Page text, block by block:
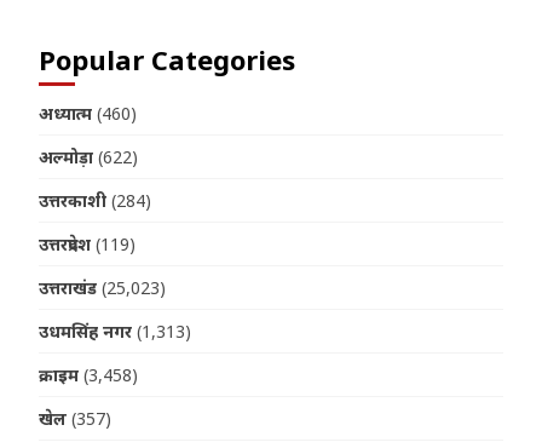
Popular Categories
अध्यात्म (460)
अल्मोड़ा (622)
उत्तरकाशी (284)
उत्तरप्रदेश (119)
उत्तराखंड (25,023)
उधमसिंह नगर (1,313)
क्राइम (3,458)
खेल (357)